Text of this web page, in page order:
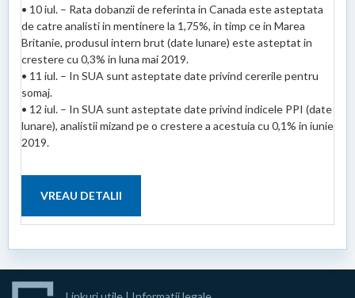
• 10 iul. – Rata dobanzii de referinta in Canada este asteptata
de catre analisti in mentinere la 1,75%, in timp ce in Marea
Britanie, produsul intern brut (date lunare) este asteptat in
crestere cu 0,3% in luna mai 2019.
• 11 iul. – In SUA sunt asteptate date privind cererile pentru
somaj.
• 12 iul. – In SUA sunt asteptate date privind indicele PPI (date
lunare), analistii mizand pe o crestere a acestuia cu 0,1% in iunie
2019.
VREAU DETALII